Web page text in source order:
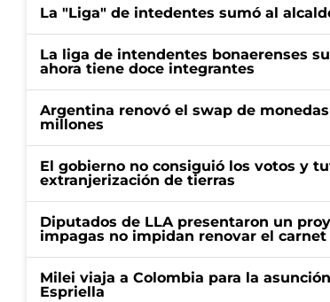
La "Liga" de intedentes sumó al
La liga de intendentes bonaerenses
ahora tiene doce integrantes
Argentina renovó el swap de
millones
El gobierno no consiguió los votos y
extranjerización de tierras
Diputados de LLA presentaron un
impagas no impidan renovar el
Milei viaja a Colombia para la
Espriella